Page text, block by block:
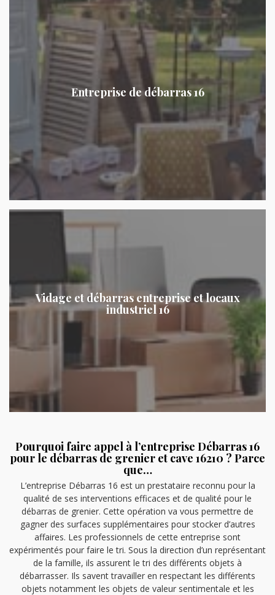
Entreprise de débarras 16
Vidage et débarras entreprise et locaux
industriel 16
Pourquoi faire appel à l’entreprise Débarras 16
pour le débarras de grenier et cave 16210 ? Parce
que…
L’entreprise Débarras 16 est un prestataire reconnu pour la
qualité de ses interventions efficaces et de qualité pour le
débarras de grenier. Cette opération va vous permettre de
gagner des surfaces supplémentaires pour stocker d’autres
affaires. Les professionnels de cette entreprise sont
expérimentés pour faire le tri. Sous la direction d’un représentant
de la famille, ils assurent le tri des différents objets à
débarrasser. Ils savent travailler en respectant les différents
objets notamment les objets de valeur sentimentale et les